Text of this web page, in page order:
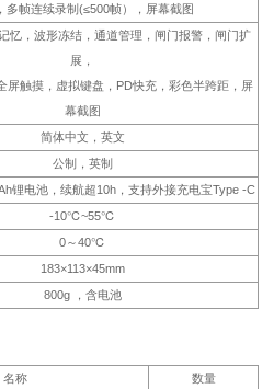
多帧连续录制(≤500帧），屏幕截图
忆，波形冻结，通道管理，闸门报警，闸门扩
展，
触摸，虚拟键盘，PD快充，彩色半跨距，屏
幕截图
简体中文，英文
公制，英制
锂电池，续航超10h，支持外接充电宝Type -C
-10℃~55℃
0～40℃
183×113×45mm
800g ，含电池
名称
数量